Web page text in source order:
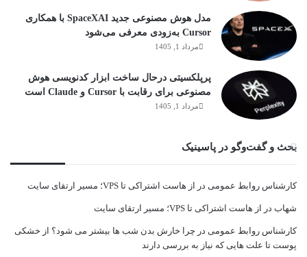
مدل هوش مصنوعی جدید SpaceXAI با همکاری
Cursor به‌زودی معرفی می‌شود
مرداد 1, 1405
پرپلکسیتی درحال ساخت ابزار کدنویسی هوش
مصنوعی برای رقابت با Cursor و Claude است
مرداد 1, 1405
بحث و گفت‌وگو در پاسینیک
کارشناس روابط عمومی در از هاست اشتراکی تا VPS؛ مسیر ارتقای سایت
شهاب در از هاست اشتراکی تا VPS؛ مسیر ارتقای سایت
کارشناس روابط عمومی در چرا خارش بدن شب ها بیشتر می شود؟ از خشکی
پوست تا علت هایی که نیاز به بررسی دارند